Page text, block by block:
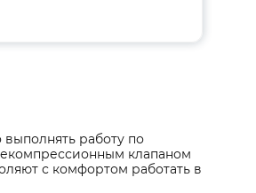
работу по
клапаном
с комфортом работать в